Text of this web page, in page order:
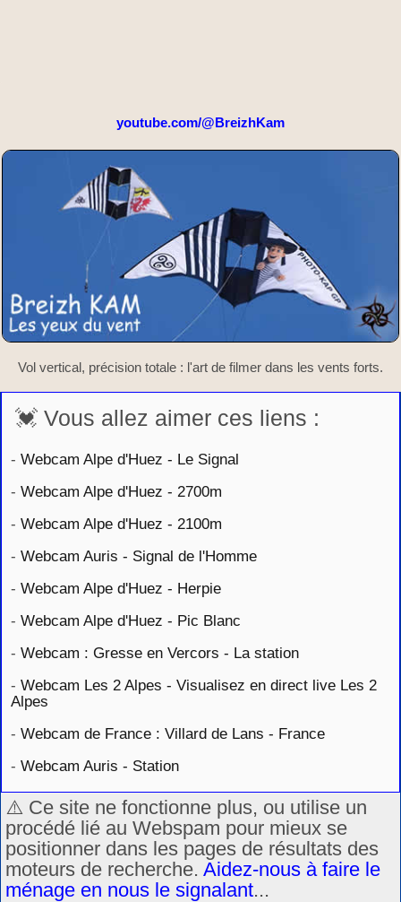
youtube.com/@BreizhKam
Vol vertical, précision totale : l'art de filmer dans les vents forts.
💓 Vous allez aimer ces liens :
- Webcam Alpe d'Huez - Le Signal
- Webcam Alpe d'Huez - 2700m
- Webcam Alpe d'Huez - 2100m
- Webcam Auris - Signal de l'Homme
- Webcam Alpe d'Huez - Herpie
- Webcam Alpe d'Huez - Pic Blanc
- Webcam : Gresse en Vercors - La station
- Webcam Les 2 Alpes - Visualisez en direct live Les 2
Alpes
- Webcam de France : Villard de Lans - France
- Webcam Auris - Station
⚠️ Ce site ne fonctionne plus, ou utilise un
procédé lié au Webspam pour mieux se
positionner dans les pages de résultats des
moteurs de recherche. Aidez-nous à faire le
ménage en nous le signalant...